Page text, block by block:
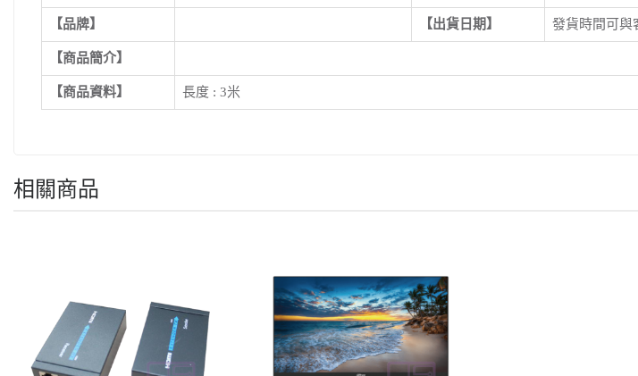
【品牌】 【出貨日期】 發貨時
【商品簡介】
【商品資料】 長度 : 3米
相關商品